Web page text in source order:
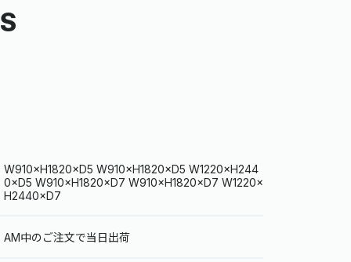
W910×H1820×D5 W910×H1820×D5 W1220×H244
0×D5 W910×H1820×D7 W910×H1820×D7 W1220×
H2440×D7
AM中のご注文で当日出荷